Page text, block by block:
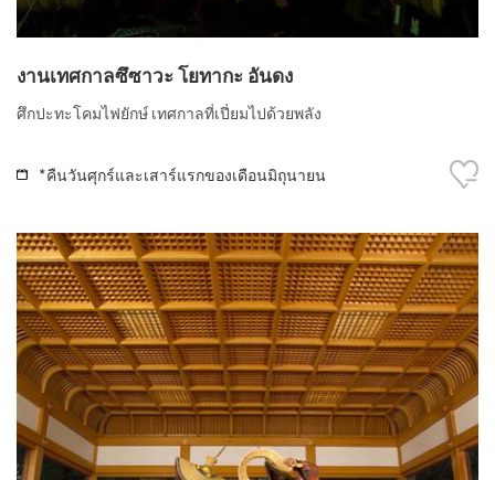
งานเทศกาลซึซาวะ โยทากะ อันดง
ศึกปะทะโคมไฟยักษ์ เทศกาลที่เปี่ยมไปด้วยพลัง
*คืนวันศุกร์และเสาร์แรกของเดือนมิถุนายน